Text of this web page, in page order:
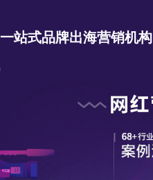
一站式品牌出海营销机构